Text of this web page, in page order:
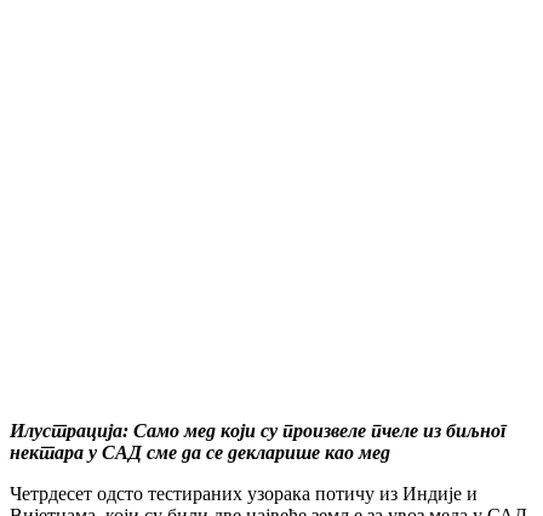
Илустрација: Само мед који су произвеле пчеле из биљног
нектара у САД сме да се декларише као мед
Четрдесет одсто тестираних узорака потичу из Индије и